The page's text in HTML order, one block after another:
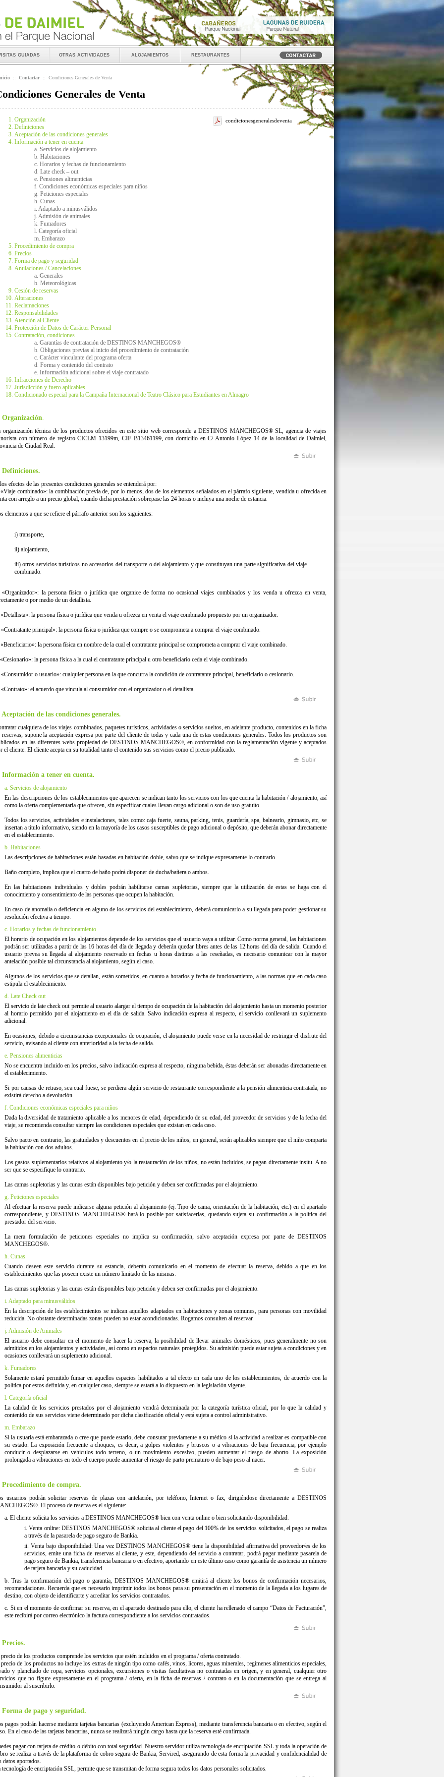
guiadas otras actividades alojamientos restaurantes
:: Contactar :: Condiciones Generales de Venta
Generales de Venta
condicionesgeneralesdeventa
Organización
Definiciones
Aceptación de las condiciones generales
Información a tener en cuenta
a. Servicios de alojamiento
b. Habitaciones
c. Horarios y fechas de funcionamiento
d. Late check – out
e. Pensiones alimenticias
f. Condiciones económicas especiales para niños
g. Peticiones especiales
h. Cunas
i. Adaptado a minusválidos
j. Admisión de animales
k. Fumadores
l. Categoría oficial
m. Embarazo
Procedimiento de compra
Precios
Forma de pago y seguridad
Anulaciones / Cancelaciones
a. Generales
b. Meteorológicas
Cesión de reservas
Alteraciones
Reclamaciones
Responsabilidades
Atención al Cliente
Protección de Datos de Carácter Personal
Contratación, condiciones
a. Garantías de contratación de DESTINOS MANCHEGOS®
b. Obligaciones previas al inicio del procedimiento de contratación
c. Carácter vinculante del programa oferta
d. Forma y contenido del contrato
e. Información adicional sobre el viaje contratado
Infracciones de Derecho
Jurisdicción y fuero aplicables
Condicionado especial para la Campaña Internacional de Teatro Clásico para Estudiantes en Almagro
Organización.
organización técnica de los productos ofrecidos en este sitio web corresponde a DESTINOS MANCHEGOS® SL, agencia de viajes
con número de registro CICLM 13199m, CIF B13461199, con domicilio en C/ Antonio López 14 de la localidad de Daimiel,
de Ciudad Real.
Definiciones.
efectos de las presentes condiciones generales se entenderá por:
combinado»: la combinación previa de, por lo menos, dos de los elementos señalados en el párrafo siguiente, vendida u ofrecida en
con arreglo a un precio global, cuando dicha prestación sobrepase las 24 horas o incluya una noche de estancia.
elementos a que se refiere el párrafo anterior son los siguientes:
i) transporte,
ii) alojamiento,
iii) otros servicios turísticos no accesorios del transporte o del alojamiento y que constituyan una parte significativa del viaje
combinado.
«Organizador»: la persona física o jurídica que organice de forma no ocasional viajes combinados y los venda u ofrezca en venta,
o por medio de un detallista.
la persona física o jurídica que venda u ofrezca en venta el viaje combinado propuesto por un organizador.
principal»: la persona física o jurídica que compre o se comprometa a comprar el viaje combinado.
la persona física en nombre de la cual el contratante principal se comprometa a comprar el viaje combinado.
la persona física a la cual el contratante principal u otro beneficiario ceda el viaje combinado.
o usuario»: cualquier persona en la que concurra la condición de contratante principal, beneficiario o cesionario.
el acuerdo que vincula al consumidor con el organizador o el detallista.
Aceptación de las condiciones generales.
cualquiera de los viajes combinados, paquetes turísticos, actividades o servicios sueltos, en adelante producto, contenidos en la ficha
reservas, supone la aceptación expresa por parte del cliente de todas y cada una de estas condiciones generales. Todos los productos son
en las diferentes webs propiedad de DESTINOS MANCHEGOS®, en conformidad con la reglamentación vigente y aceptados
el cliente. El cliente acepta en su totalidad tanto el contenido sus servicios como el precio publicado.
Información a tener en cuenta.
a. Servicios de alojamiento
En las descripciones de los establecimientos que aparecen se indican tanto los servicios con los que cuenta la habitación / alojamiento, así
como la oferta complementaria que ofrecen, sin especificar cuales llevan cargo adicional o son de uso gratuito.
Todos los servicios, actividades e instalaciones, tales como: caja fuerte, sauna, parking, tenis, guardería, spa, balneario, gimnasio, etc, se
insertan a título informativo, siendo en la mayoría de los casos susceptibles de pago adicional o depósito, que deberán abonar directamente
en el establecimiento.
b. Habitaciones
Las descripciones de habitaciones están basadas en habitación doble, salvo que se indique expresamente lo contrario.
Baño completo, implica que el cuarto de baño podrá disponer de ducha/bañera o ambos.
En las habitaciones individuales y dobles podrán habilitarse camas supletorias, siempre que la utilización de estas se haga con el
conocimiento y consentimiento de las personas que ocupen la habitación.
En caso de anomalía o deficiencia en alguno de los servicios del establecimiento, deberá comunicarlo a su llegada para poder gestionar su
resolución efectiva a tiempo.
c. Horarios y fechas de funcionamiento
El horario de ocupación en los alojamientos depende de los servicios que el usuario vaya a utilizar. Como norma general, las habitaciones
podrán ser utilizadas a partir de las 16 horas del día de llegada y deberán quedar libres antes de las 12 horas del día de salida. Cuando el
usuario prevea su llegada al alojamiento reservado en fechas u horas distintas a las reseñadas, es necesario comunicar con la mayor
antelación posible tal circunstancia al alojamiento, según el caso.
Algunos de los servicios que se detallan, están sometidos, en cuanto a horarios y fecha de funcionamiento, a las normas que en cada caso
estipula el establecimiento.
d. Late Check out
El servicio de late check out permite al usuario alargar el tiempo de ocupación de la habitación del alojamiento hasta un momento posterior
al horario permitido por el alojamiento en el día de salida. Salvo indicación expresa al respecto, el servicio conllevará un suplemento
adicional.
En ocasiones, debido a circunstancias excepcionales de ocupación, el alojamiento puede verse en la necesidad de restringir el disfrute del
servicio, avisando al cliente con anterioridad a la fecha de salida.
e. Pensiones alimenticias
No se encuentra incluido en los precios, salvo indicación expresa al respecto, ninguna bebida, éstas deberán ser abonadas directamente en
el establecimiento.
Si por causas de retraso, sea cual fuese, se perdiera algún servicio de restaurante correspondiente a la pensión alimenticia contratada, no
existirá derecho a devolución.
f. Condiciones económicas especiales para niños
Dada la diversidad de tratamiento aplicable a los menores de edad, dependiendo de su edad, del proveedor de servicios y de la fecha del
viaje, se recomienda consultar siempre las condiciones especiales que existan en cada caso.
Salvo pacto en contrario, las gratuidades y descuentos en el precio de los niños, en general, serán aplicables siempre que el niño comparta
la habitación con dos adultos.
Los gastos suplementarios relativos al alojamiento y/o la restauración de los niños, no están incluidos, se pagan directamente insitu. A no
ser que se especifique lo contrario.
Las camas supletorias y las cunas están disponibles bajo petición y deben ser confirmadas por el alojamiento.
g. Peticiones especiales
Al efectuar la reserva puede indicarse alguna petición al alojamiento (ej. Tipo de cama, orientación de la habitación, etc.) en el apartado
correspondiente, y DESTINOS MANCHEGOS® hará lo posible por satisfacerlas, quedando sujeta su confirmación a la política del
prestador del servicio.
La mera formulación de peticiones especiales no implica su confirmación, salvo aceptación expresa por parte de DESTINOS
MANCHEGOS®.
h. Cunas
Cuando deseen este servicio durante su estancia, deberán comunicarlo en el momento de efectuar la reserva, debido a que en los
establecimientos que las poseen existe un número limitado de las mismas.
Las camas supletorias y las cunas están disponibles bajo petición y deben ser confirmadas por el alojamiento.
i. Adaptado para minusválidos
En la descripción de los establecimientos se indican aquellos adaptados en habitaciones y zonas comunes, para personas con movilidad
reducida. No obstante determinadas zonas pueden no estar acondicionadas. Rogamos consulten al reservar.
j. Admisión de Animales
El usuario debe consultar en el momento de hacer la reserva, la posibilidad de llevar animales domésticos, pues generalmente no son
admitidos en los alojamientos y actividades, así como en espacios naturales protegidos. Su admisión puede estar sujeta a condiciones y en
ocasiones conllevará un suplemento adicional.
k. Fumadores
Solamente estará permitido fumar en aquellos espacios habilitados a tal efecto en cada uno de los establecimientos, de acuerdo con la
política por estos definida y, en cualquier caso, siempre se estará a lo dispuesto en la legislación vigente.
l. Categoría oficial
La calidad de los servicios prestados por el alojamiento vendrá determinada por la categoría turística oficial, por lo que la calidad y
contenido de sus servicios viene determinado por dicha clasificación oficial y está sujeta a control administrativo.
m. Embarazo
Si la usuaria está embarazada o cree que puede estarlo, debe consutar previamente a su médico si la actividad a realizar es compatible con
su estado. La exposición frecuente a choques, es decir, a golpes violentos y bruscos o a vibraciones de baja frecuencia, por ejemplo
conducir o desplazarse en vehículos todo terreno, o un movimiento excesivo, pueden aumentar el riesgo de aborto. La exposición
prolongada a vibraciones en todo el cuerpo puede aumentar el riesgo de parto prematuro o de bajo peso al nacer.
Procedimiento de compra.
usuarios podrán solicitar reservas de plazas con antelación, por teléfono, Internet o fax, dirigiéndose directamente a DESTINOS
El proceso de reserva es el siguiente:
a. El cliente solicita los servicios a DESTINOS MANCHEGOS® bien con venta online o bien solicitando disponibilidad.
i. Venta online: DESTINOS MANCHEGOS® solicita al cliente el pago del 100% de los servicios solicitados, el pago se realiza
a través de la pasarela de pago seguro de Bankia.
ii. Venta bajo disponibilidad: Una vez DESTINOS MANCHEGOS® tiene la disponibilidad afirmativa del proveedor/es de los
servicios, emite una ficha de reservas al cliente, y este, dependiendo del servicio a contratar, podrá pagar mediante pasarela de
pago seguro de Bankia, transferencia bancaria o en efectivo, aportando en este último caso como garantía de asistencia un número
de tarjeta bancaria y su caducidad.
b. Tras la confirmación del pago o garantía, DESTINOS MANCHEGOS® emitirá al cliente los bonos de confirmación necesarios,
recomendaciones. Recuerda que es necesario imprimir todos los bonos para su presentación en el momento de la llegada a los lugares de
destino, con objeto de identificarte y acreditar los servicios contratados.
c. Si en el momento de confirmar su reserva, en el apartado destinado para ello, el cliente ha rellenado el campo “Datos de Facturación”,
este recibirá por correo electrónico la factura correspondiente a los servicios contratados.
Precios.
de los productos comprende los servicios que estén incluidos en el programa / oferta contratado.
de los productos no incluye los extras de ningún tipo como cafés, vinos, licores, aguas minerales, regímenes alimenticios especiales,
y planchado de ropa, servicios opcionales, excursiones o visitas facultativas no contratadas en origen, y en general, cualquier otro
que no figure expresamente en el programa / oferta, en la ficha de reservas / contrato o en la documentación que se entrega al
al suscribirlo.
Forma de pago y seguridad.
pagos podrán hacerse mediante tarjetas bancarias (excluyendo American Express), mediante transferencia bancaria o en efectivo, según el
En el caso de las tarjetas bancarias, nunca se realizará ningún cargo hasta que la reserva esté confirmada.
pagar con tarjeta de crédito o débito con total seguridad. Nuestro servidor utiliza tecnología de encriptación SSL y toda la operación de
se realiza a través de la plataforma de cobro segura de Bankia, Servired, asegurando de esta forma la privacidad y confidencialidad de
datos aportados.
tecnología de encriptación SSL, permite que se transmitan de forma segura todos los datos personales solicitados.